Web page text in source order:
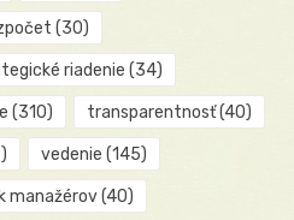
(30)
riadenie (34)
(310) transparentnosť(40)
vedenie (145)
manažérov(40)